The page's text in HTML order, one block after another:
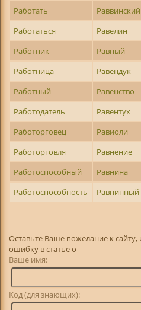
Работать
Раввинский
Работаться
Равелин
Работник
Равный
Работница
Равендук
Работный
Равенство
Работодатель
Равентух
Работорговец
Равиоли
Работорговля
Равнение
Работоспособный
Равнина
Работоспособность
Равнинный
Оставьте Ваше пожелание к
ошибку в статье о
Ваше имя:
Код (для знающих):